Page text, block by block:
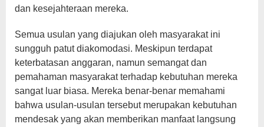
dan kesejahteraan mereka.
Semua usulan yang diajukan oleh masyarakat ini
sungguh patut diakomodasi. Meskipun terdapat
keterbatasan anggaran, namun semangat dan
pemahaman masyarakat terhadap kebutuhan mereka
sangat luar biasa. Mereka benar-benar memahami
bahwa usulan-usulan tersebut merupakan kebutuhan
mendesak yang akan memberikan manfaat langsung